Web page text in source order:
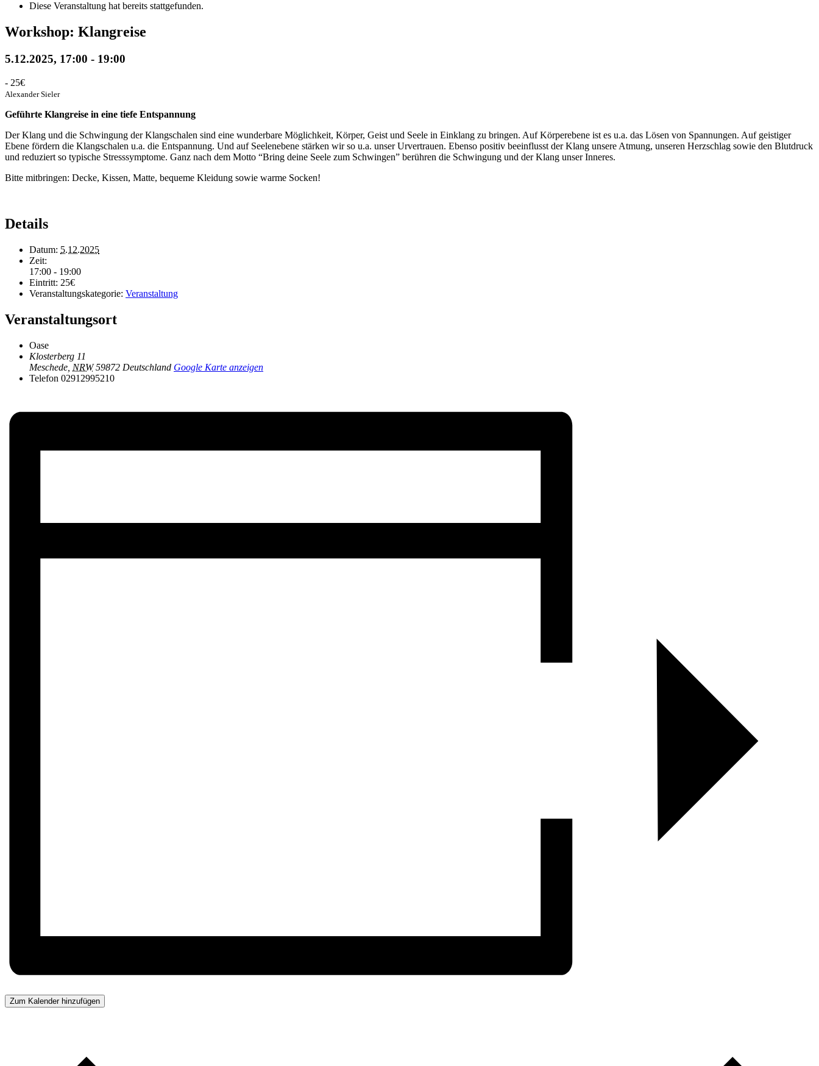
Diese Veranstaltung hat bereits stattgefunden.
Workshop: Klangreise
5.12.2025, 17:00 - 19:00
- 25€
Alexander Sieler
Geführte Klangreise in eine tiefe Entspannung
Der Klang und die Schwingung der Klangschalen sind eine wunderbare Möglichkeit, Körper, Geist und Seele in Einklang zu bringen. Auf Körperebene ist es u.a. das Lösen von Spannungen. Auf geistiger
Ebene fördern die Klangschalen u.a. die Entspannung. Und auf Seelenebene stärken wir so u.a. unser Urvertrauen. Ebenso positiv beeinflusst der Klang unsere Atmung, unseren Herzschlag sowie den Blutdruck
und reduziert so typische Stresssymptome. Ganz nach dem Motto “Bring deine Seele zum Schwingen” berühren die Schwingung und der Klang unser Inneres.
Bitte mitbringen: Decke, Kissen, Matte, bequeme Kleidung sowie warme Socken!
Details
Datum: 5.12.2025
Zeit:
17:00 - 19:00
Eintritt: 25€
Veranstaltungskategorie: Veranstaltung
Veranstaltungsort
Oase
Klosterberg 11
Meschede NRW 59872 Deutschland Google Karte anzeigen
Telefon 02912995210
Zum Kalender hinzufügen